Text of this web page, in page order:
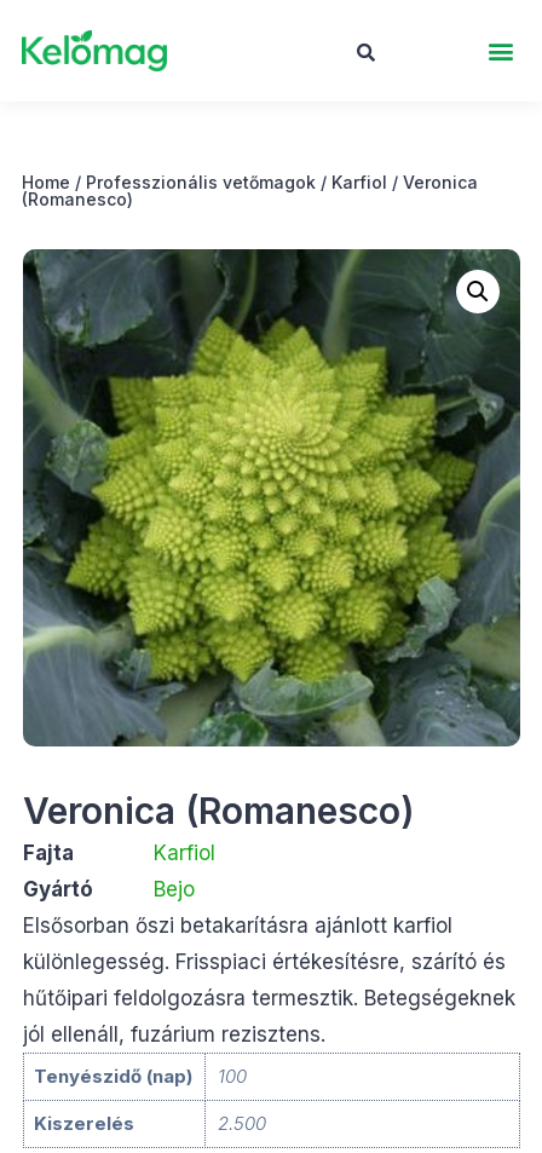
Home / Professzionális vetőmagok/ Karfiol / Veronica
(Romanesco)
Veronica (Romanesco)
Fajta
Karfiol
Gyártó
Bejo
Elsősorban őszi betakarításra ajánlott karfiol
különlegesség. Frisspiaci értékesítésre, szárító és
hűtőipari feldolgozásra termesztik. Betegségeknek
jól ellenáll, fuzárium rezisztens.
Tenyészidő (nap) 100
Kiszerelés 2.500